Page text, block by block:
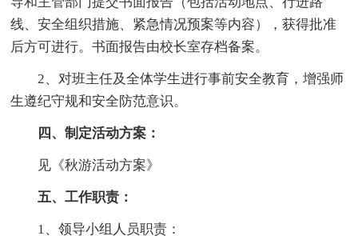
线、安全组织措施、紧急情况预案等内容），获得批准
后方可进行。书面报告由校长室存档备案。
2、对班主任及全体学生进行事前安全教育，增强师
生遵纪守规和安全防范意识。
四、制定活动方案：
见《秋游活动方案》
五、工作职责：
1、领导小组人员职责：